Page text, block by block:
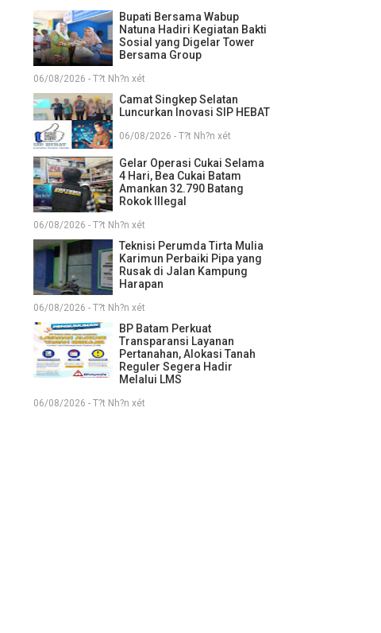
Bupati Bersama Wabup
Natuna Hadiri Kegiatan Bakti
Sosial yang Digelar Tower
Bersama Group
06/08/2026 - T?t Nh?n xét
Camat Singkep Selatan
Luncurkan Inovasi SIP HEBAT
06/08/2026 - T?t Nh?n xét
Gelar Operasi Cukai Selama
4 Hari, Bea Cukai Batam
Amankan 32.790 Batang
Rokok Illegal
06/08/2026 - T?t Nh?n xét
Teknisi Perumda Tirta Mulia
Karimun Perbaiki Pipa yang
Rusak di Jalan Kampung
Harapan
06/08/2026 - T?t Nh?n xét
BP Batam Perkuat
Transparansi Layanan
Pertanahan, Alokasi Tanah
Reguler Segera Hadir
Melalui LMS
06/08/2026 - T?t Nh?n xét